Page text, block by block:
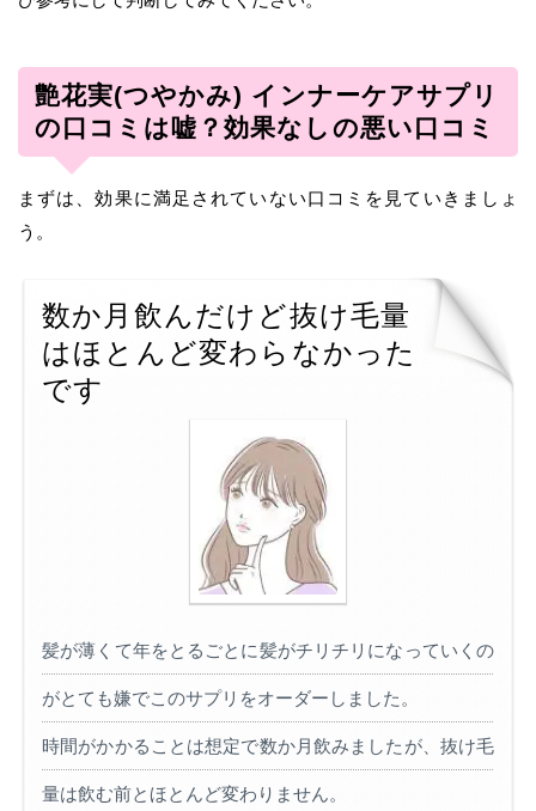
艶花実(つやかみ) インナーケアサプリ
の口コミは嘘？効果なしの悪い口コミ
まずは、効果に満足されていない口コミを見ていきましょ
う。
数か月飲んだけど抜け毛量
はほとんど変わらなかった
です
髪が薄くて年をとるごとに髪がチリチリになっていくの
がとても嫌でこのサプリをオーダーしました。
時間がかかることは想定で数か月飲みましたが、抜け毛
量は飲む前とほとんど変わりません。